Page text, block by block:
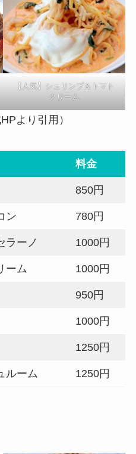
【人気】シュリンプ＆トマト
クリーム
より引用）
料金
850円
ン 780円
ラーノ 1000円
ーム 1000円
950円
1000円
1250円
ルーム 1250円